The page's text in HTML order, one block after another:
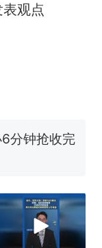
观点
中国寻根
就能让航
考试，成绩